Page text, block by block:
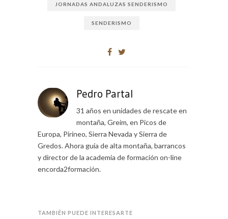
JORNADAS ANDALUZAS SENDERISMO
SENDERISMO
Pedro Partal
31 años en unidades de rescate en
montaña, Greim, en Picos de
Europa, Pirineo, Sierra Nevada y Sierra de
Gredos. Ahora guía de alta montaña, barrancos
y director de la academia de formación on-line
encorda2formación.
TAMBIÉN PUEDE INTERESARTE